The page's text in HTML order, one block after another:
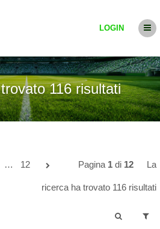
LOGIN
116 risultati
… 12 Pagina 1 di 12 La
ricerca ha trovato 116 risultati